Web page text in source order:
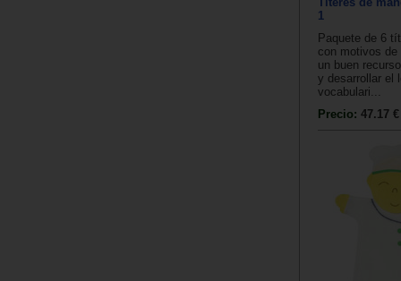
1
Paquete de 6
con motivos
un buen
y desarrollar el
vocabulari...
Precio: 47.17 €